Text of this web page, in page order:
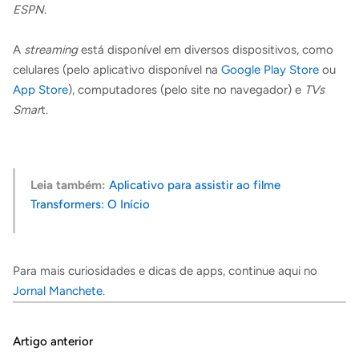
ESPN.
A streamingestá disponível em diversos dispositivos, como
celulares (pelo aplicativo disponível na Google Play Store ou
App Store), computadores (pelo site no navegador) e TVs
Smart.
Leia também: Aplicativo para assistir ao filme
Transformers: O Início
Para mais curiosidades e dicas de apps, continue aqui no
Jornal Manchete.
Artigo anterior